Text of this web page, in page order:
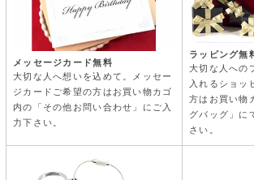
メッセージカード無料
大切な人へ想いを込めて。メッセー
ジカードご希望の方はお買い物カゴ
内の「その他お問い合わせ」にご入
力下さい。
ラッピング無
大切な人への
入れるショッ
方はお買い物
グバッグ」に
さい。